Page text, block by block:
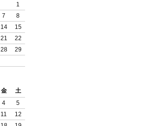
1
7
8
14
15
21
22
28
29
金
土
4
5
11
12